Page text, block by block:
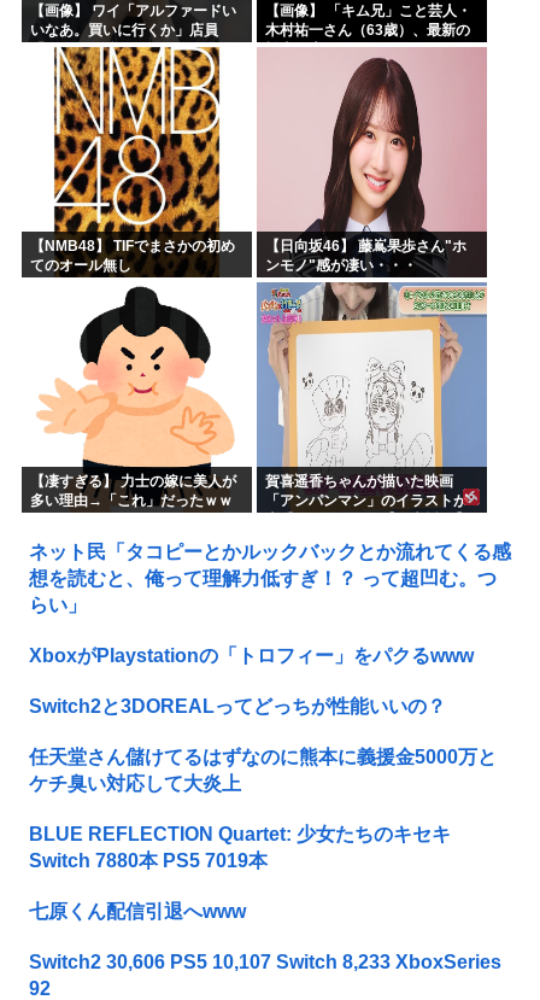
【画像】 ワイ「アルファードい
いなあ。買いに行くか」店員
「ほいっ見積もりな！」ワイ
「金額おかしくね？」←お前ら
もそう思うよな？？？？？
【画像】 「キム兄」こと芸人・
木村祐一さん（63歳）、最新の
松本人志さんとのツーショット
が完全に別人だとネット騒然！
「マジで誰かわからん」...
【NMB48】 TIFでまさかの初め
てのオール無し
【日向坂46】 藤嶌果歩さん"ホ
ンモノ"感が凄い・・・
【凄すぎる】 力士の嫁に美人が
多い理由→「これ」だったｗｗ
賀喜遥香ちゃんが描いた映画
「アンパンマン」のイラストが
ネット民「タコピーとかルックバックとか流れてくる感
想を読むと、俺って理解力低すぎ！？ って超凹む。つ
らい」
XboxがPlaystationの「トロフィー」をパクるwww
Switch2と3DOREALってどっちが性能いいの？
任天堂さん儲けてるはずなのに熊本に義援金5000万と
ケチ臭い対応して大炎上
BLUE REFLECTION Quartet: 少女たちのキセキ
Switch 7880本 PS5 7019本
七原くん配信引退へwww
Switch2 30,606 PS5 10,107 Switch 8,233 XboxSeries
92